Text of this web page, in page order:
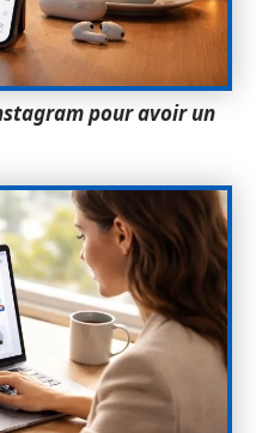
pour avoir un